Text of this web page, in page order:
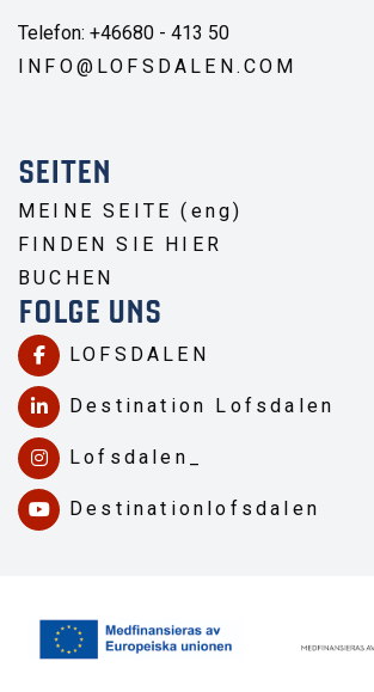
Telefon: +46680 - 413 50
INFO@LOFSDALEN.COM
SEITEN
MEINE SEITE (eng)
FINDEN SIE HIER
BUCHEN
FOLGE UNS
LOFSDALEN
Destination Lofsdalen
Lofsdalen_
Destinationlofsdalen